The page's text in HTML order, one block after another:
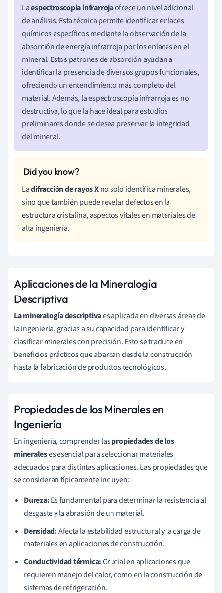
Laespectroscopia infrarrojaofrece un nivel adicional
de análisis. Esta técnica permite identificar enlaces
químicos específicos mediante la observación de la
absorción de energía infrarroja por los enlaces en el
mineral. Estos patrones de absorción ayudan a
identificar la presencia de diversos grupos funcionales,
ofreciendo un entendimiento más completo del
material. Además, la espectroscopia infrarroja es no
destructiva, lo que la hace ideal para estudios
preliminares donde se desea preservar la integridad
del mineral.
Ladifracción de rayos Xno solo identifica minerales,
sino que también puede revelar defectos en la
estructura cristalina, aspectos vitales en materiales de
alta ingeniería.
Aplicaciones de la Mineralogía
Descriptiva
La mineralogía descriptivaes aplicada en diversas áreas de
la ingeniería, gracias a su capacidad para identificar y
clasificar minerales con precisión. Esto se traduce en
beneficios prácticos que abarcan desde la construcción
hasta la fabricación de productos tecnológicos.
Propiedades de los Minerales en
Ingeniería
En ingeniería, comprender laspropiedades de los
mineraleses esencial para seleccionar materiales
adecuados para distintas aplicaciones. Las propiedades que
se consideran típicamente incluyen:
Dureza:Es fundamental para determinar la resistencia al
desgaste y la abrasión de un material.
Densidad:Afecta la estabilidad estructural y la carga de
materiales en aplicaciones de construcción.
Conductividad térmica:Crucial en aplicaciones que
requieren manejo del calor, como en la construcción de
sistemas de refrigeración.